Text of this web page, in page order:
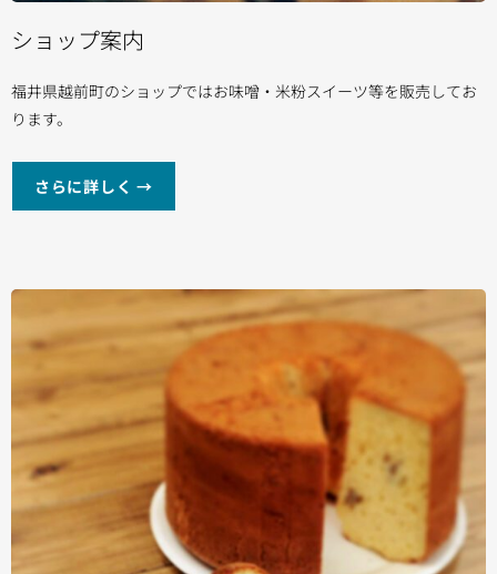
ショップ案内
福井県越前町のショップではお味噌・米粉スイーツ等を販売してお
ります。
さらに詳しく →